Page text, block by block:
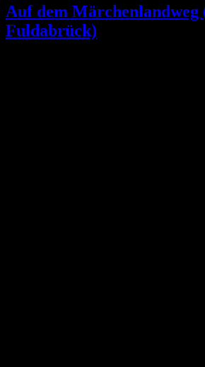
Auf dem Märchenlandweg
Fuldabrück)